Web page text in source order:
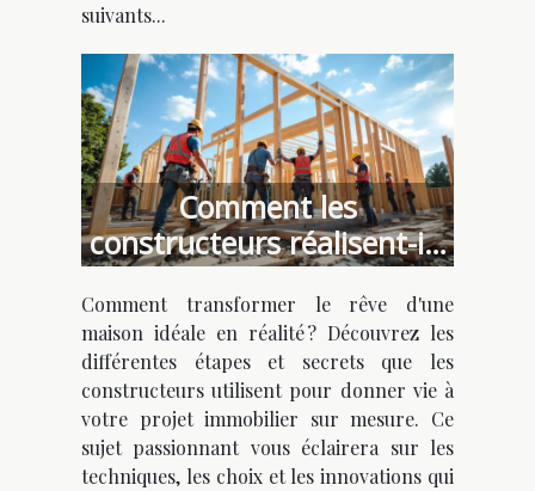
suivants...
Comment les
constructeurs réalisent-ils
votre maison idéale ?
Comment transformer le rêve d'une
maison idéale en réalité ? Découvrez les
différentes étapes et secrets que les
constructeurs utilisent pour donner vie à
votre projet immobilier sur mesure. Ce
sujet passionnant vous éclairera sur les
techniques, les choix et les innovations qui